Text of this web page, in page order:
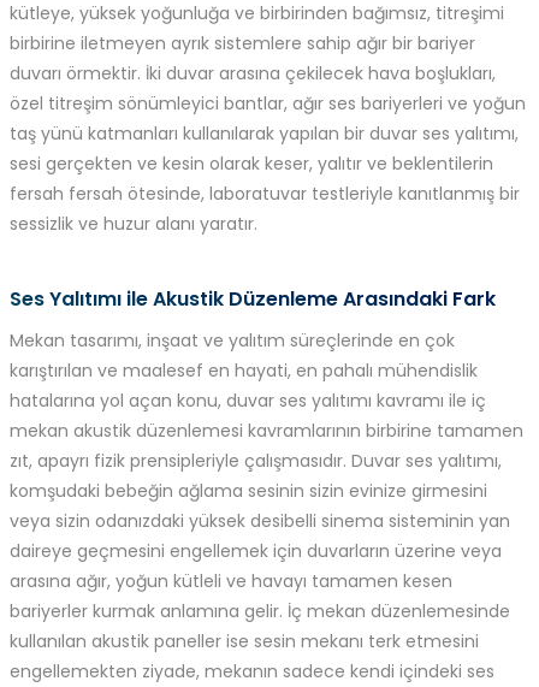
kütleye, yüksek yoğunluğa ve birbirinden bağımsız, titreşimi
birbirine iletmeyen ayrık sistemlere sahip ağır bir bariyer
duvarı örmektir. İki duvar arasına çekilecek hava boşlukları,
özel titreşim sönümleyici bantlar, ağır ses bariyerleri ve yoğun
taş yünü katmanları kullanılarak yapılan bir duvar ses yalıtımı,
sesi gerçekten ve kesin olarak keser, yalıtır ve beklentilerin
fersah fersah ötesinde, laboratuvar testleriyle kanıtlanmış bir
sessizlik ve huzur alanı yaratır.
Ses Yalıtımı ile Akustik Düzenleme Arasındaki Fark
Mekan tasarımı, inşaat ve yalıtım süreçlerinde en çok
karıştırılan ve maalesef en hayati, en pahalı mühendislik
hatalarına yol açan konu, duvar ses yalıtımı kavramı ile iç
mekan akustik düzenlemesi kavramlarının birbirine tamamen
zıt, apayrı fizik prensipleriyle çalışmasıdır. Duvar ses yalıtımı,
komşudaki bebeğin ağlama sesinin sizin evinize girmesini
veya sizin odanızdaki yüksek desibelli sinema sisteminin yan
daireye geçmesini engellemek için duvarların üzerine veya
arasına ağır, yoğun kütleli ve havayı tamamen kesen
bariyerler kurmak anlamına gelir. İç mekan düzenlemesinde
kullanılan akustik paneller ise sesin mekanı terk etmesini
engellemekten ziyade, mekanın sadece kendi içindeki ses